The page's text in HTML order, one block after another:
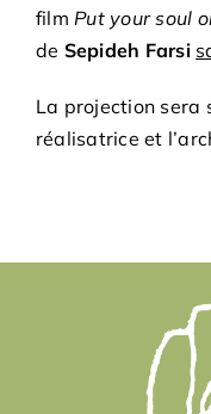
Bénévoles
Adhésions
filmPut your soul
de Sepideh Farsi
La projection sera
réalisatrice et